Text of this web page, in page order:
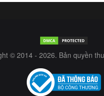
© 2014 - 2026. Bản quyền